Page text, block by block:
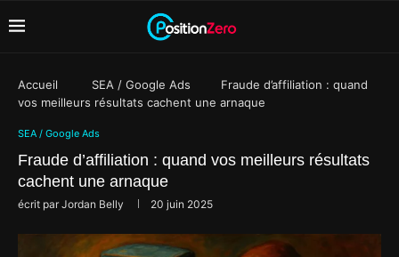
Accueil SEA / Google Ads
Fraude d’affiliation : quand
vos meilleurs résultats cachent une arnaque
SEA / Google Ads
Fraude d’affiliation : quand vos meilleurs résultats
cachent une arnaque
écrit parJordan Belly 20 juin 2025